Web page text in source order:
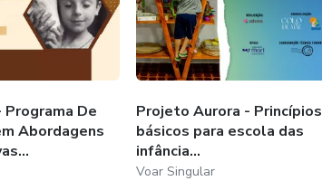
Programa De
Abordagens
Projeto Aurora - Princípios
básicos para escola das
infância...
Voar Singular